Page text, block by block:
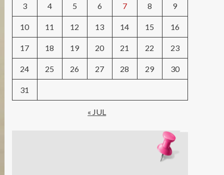
3 4 5 6 7 8 9
10 11 12 13 14 15 16
17 18 19 20 21 22 23
24 25 26 27 28 29 30
31
« JUL